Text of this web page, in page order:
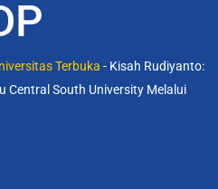
Terbuka - Kisah Rudiyanto:
Central South University Melalui